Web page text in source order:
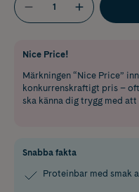
Nice Price!
Märkningen “Nice Price”
konkurrenskraftigt pris –
ska känna dig trygg med
Snabba fakta
Proteinbar med smak